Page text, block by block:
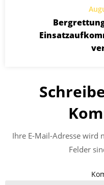
Ihre E-Mail-Adresse wird
Felder